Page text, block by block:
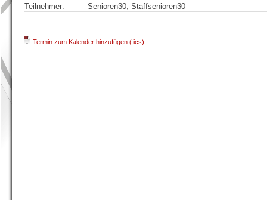
Teilnehmer: Senioren30, Staffsenioren30
Termin zum Kalender hinzufügen (.ics)